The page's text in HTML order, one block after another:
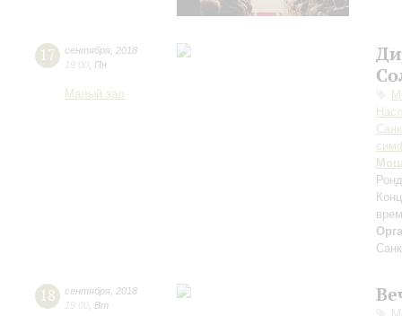
17 сентября 2018
19:00 Пн
Малый зал
18 сентября 2018
19:00 Вт